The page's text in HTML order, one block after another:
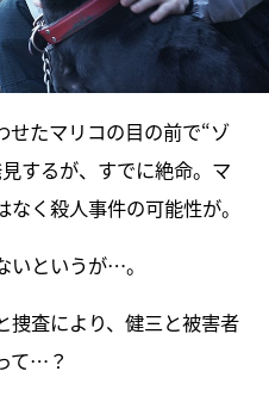
せたマリコの目の前で“ゾ
するが、すでに絶命。マ
く殺人事件の可能性が。
いというが…。
捜査により、健三と被害者
て…？